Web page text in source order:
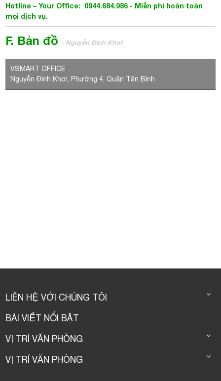
Hotline – Your Office: 0944.684.986 - Miễn phí hoàn toàn
mọi dịch vụ.
F. Bản đồ- Nguyễn Đình Khơi
VSMART OFFICE
Nguyễn Đình Khơi, Phường 4, Quận Tân Bình
LIÊN HỆ VỚI CHÚNG TÔI
BÀI VIẾT NỔI BẬT
VỊ TRÍ VĂN PHÒNG
VỊ TRÍ VĂN PHÒNG